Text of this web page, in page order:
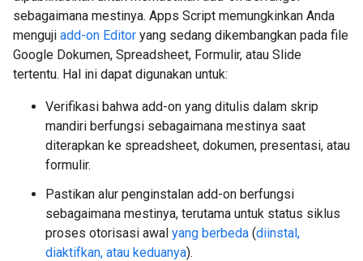
sebagaimana mestinya. Apps Script memungkinkan Anda
menguji add-on Editor yang sedang dikembangkan pada file
Google Dokumen, Spreadsheet, Formulir, atau Slide
tertentu. Hal ini dapat digunakan untuk:
Verifikasi bahwa add-on yang ditulis dalam skrip
mandiri berfungsi sebagaimana mestinya saat
diterapkan ke spreadsheet, dokumen, presentasi, atau
formulir.
Pastikan alur penginstalan add-on berfungsi
sebagaimana mestinya, terutama untuk status siklus
proses otorisasi awal yang berbeda (diinstal,
diaktifkan, atau keduanya).